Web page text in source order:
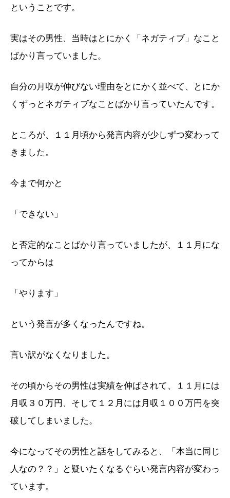
ということです。
実はその男性、当時はとにかく「ネガティブ」なこと
ばかり言っていました。
自分の月収が伸びない理由をとにかく並べて、とにか
くずっとネガティブなことばかり言っていたんです。
ところが、１１月頃から発言内容が少しずつ変わって
きました。
今まで何かと
「できない」
と否定的なことばかり言っていましたが、１１月にな
ってからは
「やります」
という発言が多くなったんですね。
言い訳がなくなりました。
その頃からその男性は実績を伸ばされて、１１月には
月収３０万円、そして１２月には月収１００万円を突
破してしまいました。
今になってその男性と話をしてみると、「本当に同じ
人なの？？」と疑いたくなるぐらい発言内容が変わっ
ています。